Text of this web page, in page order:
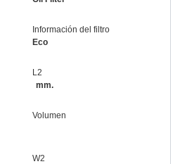
Información del filtro
Eco
L2
mm.
Volumen
W2